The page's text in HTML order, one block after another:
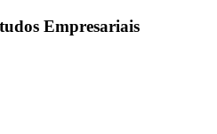
Empresariais